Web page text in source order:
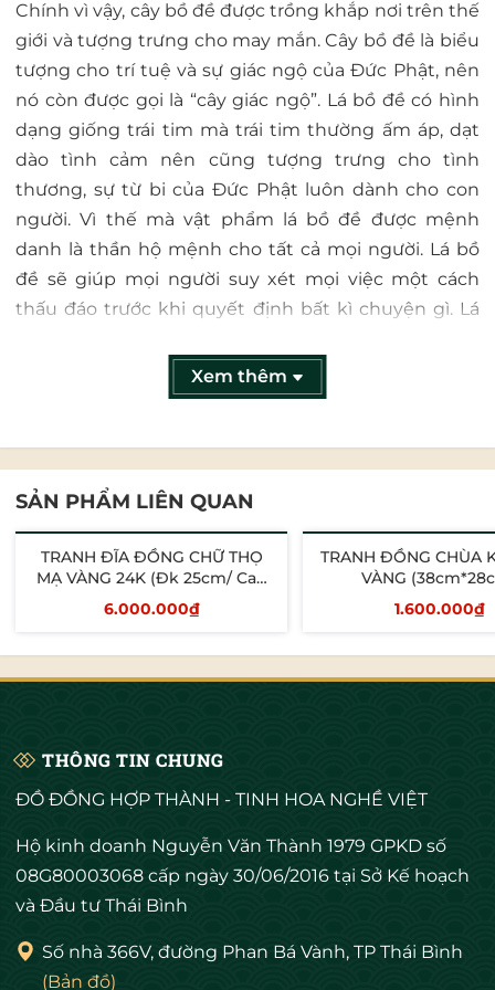
Chính vì vậy, cây bồ đề được trồng khắp nơi trên thế
giới và tượng trưng cho may mắn. Cây bồ đề là biểu
tượng cho trí tuệ và sự giác ngộ của Đức Phật, nên
nó còn được gọi là “cây giác ngộ”. Lá bồ đề có hình
dạng giống trái tim mà trái tim thường ấm áp, dạt
dào tình cảm nên cũng tượng trưng cho tình
thương, sự từ bi của Đức Phật luôn dành cho con
người. Vì thế mà vật phẩm lá bồ đề được mệnh
danh là thần hộ mệnh cho tất cả mọi người. Lá bồ
đề sẽ giúp mọi người suy xét mọi việc một cách
thấu đáo trước khi quyết định bất kì chuyện gì. Lá
Lá bồ đề mang lại sự an yên, che chở để vượt qua
đề còn có tác dụng trừ ám khí, củng cố may mắn,
thu hút những duyên lành giúp cuộc sống trở nên
Xem thêm
SẢN PHẨM LIÊN QUAN
TRANH ĐĨA ĐỒNG CHỮ THỌ
MẠ VÀNG 24K (Đk 25cm/ Cao
30cm)
6.000.000₫
TRANH ĐỒNG CHÙA
VÀNG
1.600.000₫
THÔNG TIN CHUNG
ĐỒ ĐỒNG HỢP THÀNH - TINH HOA NGHỀ VIỆT
Hộ kinh doanh Nguyễn Văn Thành 1979 GPKD số
08G80003068 cấp ngày 30/06/2016 tại Sở Kế hoạch
và Đầu tư Thái Bình
Số nhà 366V, đường Phan Bá Vành, TP Thái Bình
(Bản đồ)